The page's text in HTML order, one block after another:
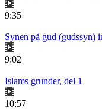
9:35
Synen på gud (gudssyn)
9:02
Islams grunder, del 1
10:57